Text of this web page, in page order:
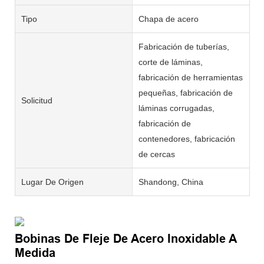
Tipo Chapa de acero
Solicitud
Fabricación de tuberías,
corte de láminas,
fabricación de herramientas
pequeñas, fabricación de
láminas corrugadas,
fabricación de
contenedores, fabricación
de cercas
Lugar De Origen Shandong, China
Bobinas De Fleje De Acero Inoxidable A
Medida